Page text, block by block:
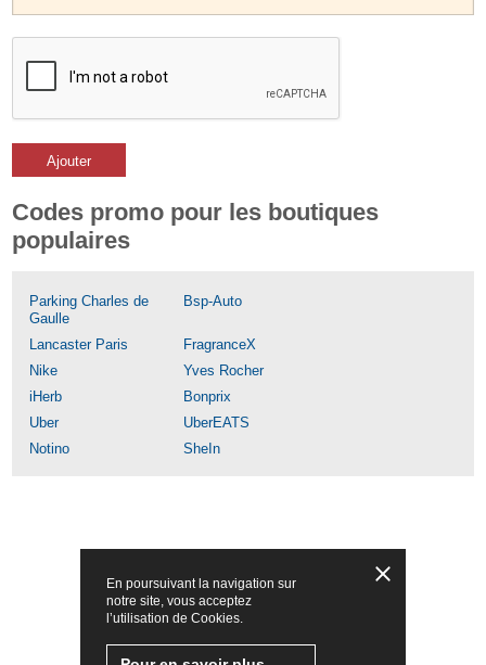
Ajouter
Codes promo pour les boutiques
populaires
Parking Charles de
Gaulle
Bsp-Auto
Lancaster Paris
FragranceX
Nike
Yves Rocher
iHerb
Bonprix
Uber
UberEATS
Notino
SheIn
En poursuivant la navigation sur
notre site, vous acceptez
l’utilisation de Cookies.